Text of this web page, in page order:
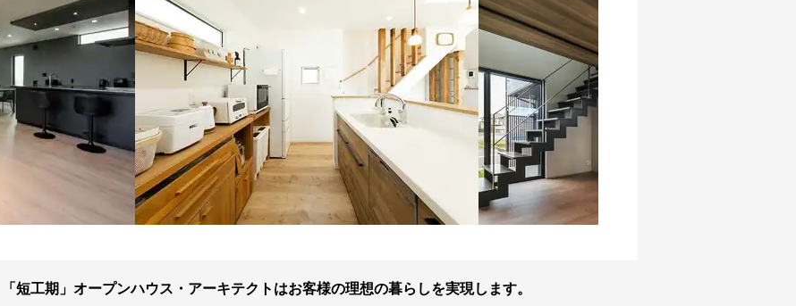
「短工期」オープンハウス・アーキテクトはお客様の理想の暮らしを実現します。